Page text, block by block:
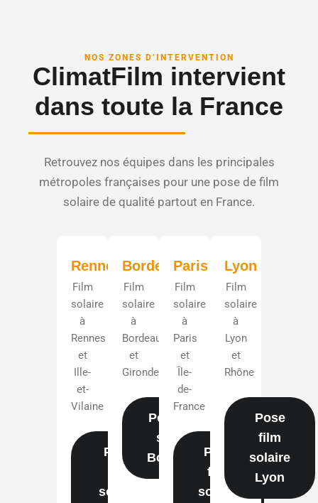
NOS ZONES D’INTERVENTION
ClimatFilm intervient
dans toute la France
Retrouvez nos équipes dans les principales
métropoles françaises pour une pose de film
solaire de qualité partout en France.
Rennes
Film
solaire
à
Rennes
et
Ille-
et-
Vilaine
Pose
film
solaire
Bordeaux
Film
solaire
à
Bordeaux
et
Gironde
Pose film
solaire
Bordeaux
Paris
Film
solaire
à
Paris
et
Île-
de-
France
Pose
film
solaire
Lyon
Film
solaire
à
Lyon
et
Rhône
Pose
film
solaire
Lyon